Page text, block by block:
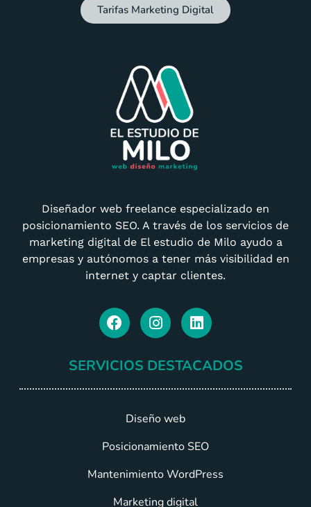
Tarifas Marketing Digital
Diseñador web freelance especializado en
posicionamiento SEO. A través de los servicios de
marketing digital de El estudio de Milo ayudo a
empresas y autónomos a tener más visibilidad en
internet y captar clientes.
SERVICIOS DESTACADOS
Diseño web
Posicionamiento SEO
Mantenimiento WordPress
Marketing digital